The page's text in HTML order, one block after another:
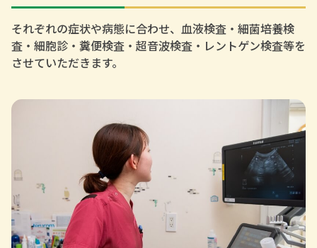
それぞれの症状や病態に合わせ、血液検査・細菌培養検
査・細胞診・糞便検査・超音波検査・レントゲン検査等を
させていただきます。